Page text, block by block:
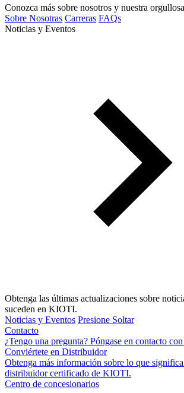
Conozca más sobre nosotros y nuestra
Sobre Nosotras Carreras FAQs
Noticias y Eventos
Obtenga las últimas actualizaciones sobre
suceden en KIOTI.
Noticias y Eventos Presione Soltar
Contacto
¿Tengo una pregunta? Póngase en contacto
Conviértete en Distribuidor
Obtenga más información sobre lo que
distribuidor certificado de KIOTI.
Centro de concesionarios